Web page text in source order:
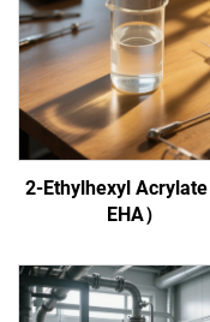
2-Ethylhexyl
EHA）